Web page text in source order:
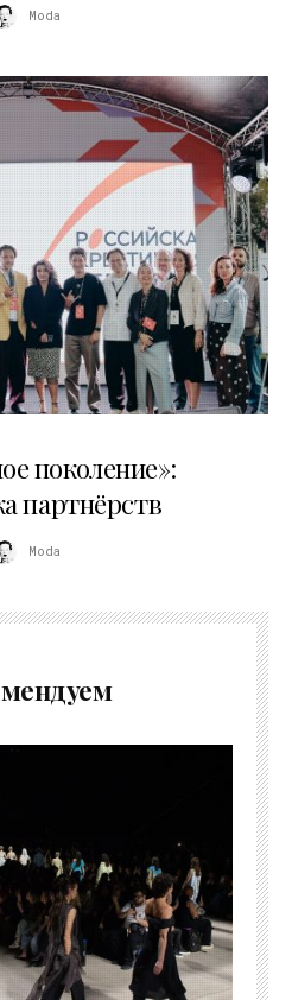
Moda
поколение»:
партнёрств
Moda